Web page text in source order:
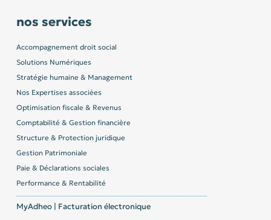
nos services
Accompagnement droit social
Solutions Numériques
Stratégie humaine & Management
Nos Expertises associées
Optimisation fiscale & Revenus
Comptabilité & Gestion financière
Structure & Protection juridique
Gestion Patrimoniale
Paie & Déclarations sociales
Performance & Rentabilité
MyAdheo | Facturation électronique